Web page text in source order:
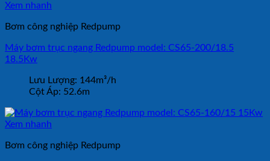
Xem nhanh
Bơm công nghiệp Redpump
Máy bơm trục ngang Redpump model: CS65-200/18.5
18.5Kw
Lưu Lượng: 144m³/h
Cột Áp: 52.6m
Xem nhanh
Bơm công nghiệp Redpump